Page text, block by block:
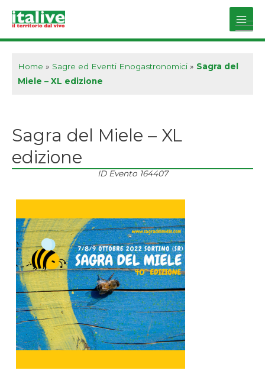
Main
Home » Sagre ed Eventi Enogastronomici » Sagra del
Miele – XL edizione
Sagra del Miele – XL
edizione
ID Evento 164407